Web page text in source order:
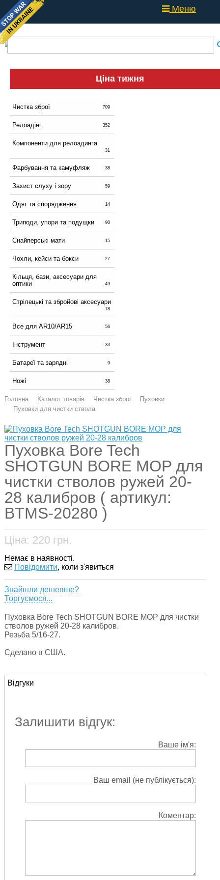
Меню
Ціна тижня
Чистка зброї 709
Релоадінг 352
Компоненти для релоадинга
31
Фарбування та камуфляж 38
Захист слуху і зору 59
Одяг та спорядження 14
Триподи, упори та подущки 90
Снайперські мати 15
Чохли, кейси та бокси 27
Кільця, бази, аксесуари для
оптики
49
Стрілецькі та збройові аксесуари
78
Все для AR10/AR15 56
Інструмент 33
Батареї та зарядні 9
Ножі 38
Головна Каталог товарів Чистка зброї
Пуховки
Пуховки для чистки ствола
Пуховка Bore Tech
SHOTGUN BORE MOP для
чистки стволов ружей 20-
28 калибров ( артикул:
BTMS-20280 )
Ціна: 220 грн.
Немає в наявності.
Повідомити, коли з'явиться
Знайшли дешевше?
Торгуємося...
Пуховка Bore Tech SHOTGUN BORE MOP для чистки
стволов ружей 20-28 калибров.
Резьба 5/16-27.
Сделано в США.
Відгуки
Залишити відгук:
Ваше ім'я:
Ваш email (не публікується):
Коментар: